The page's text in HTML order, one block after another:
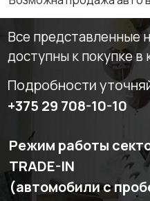
Все представленные
доступны к покупке в
Подробности
+375 29 708-10-10
Режим работы
TRADE-IN
(автомобили с